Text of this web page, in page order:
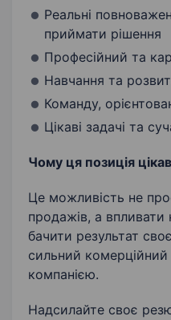
Реальні
приймати рішення
Професійний та
Навчання та
Команду,
Цікаві задачі та
Чому ця позиція
Це можливість не
продажів, а впливати
бачити результат
сильний
компанією.
Надсилайте своє